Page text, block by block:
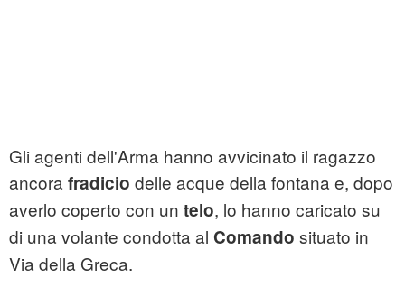
Gli agenti dell'Arma hanno avvicinato il ragazzo
ancora fradicio delle acque della fontana e, dopo
averlo coperto con un telo, lo hanno caricato su
di una volante condotta al Comando situato in
Via della Greca.